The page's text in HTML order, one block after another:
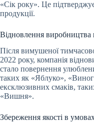
«Сік року». Це
продукції.
Відновлення виробництва
Після вимушеної
2022 року, компанія
стало повернення
таких як «Яблуко»,
ексклюзивних смаків,
«Вишня».
Збереження якості в